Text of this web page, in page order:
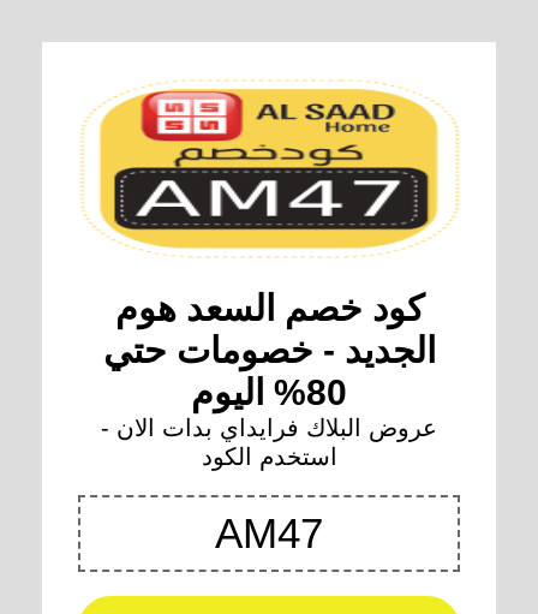
كود خصم السعد هوم
الجديد - خصومات حتي
80% اليوم
عروض البلاك فرايداي بدات الان -
استخدم الكود
AM47